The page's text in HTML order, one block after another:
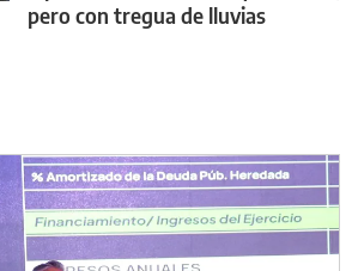
pero con tregua de lluvias